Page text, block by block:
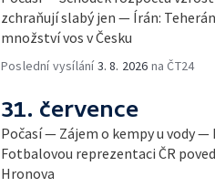
zchraňují slabý jen — Írán:
množství vos v Česku
Poslední vysílání3. 8. 2026 na ČT24
31. července
Počasí — Zájem o kempy u vody
Fotbalovou reprezentaci ČR
Hronova